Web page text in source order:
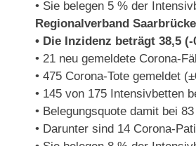
• Sie belegen 5 % der
Regionalverband
• Die Inzidenz beträgt 38,5 (-
• 21 neu gemeldete Corona-
• 475 Corona-Tote gemeldet
• 145 von 175 Intensivbetten
• Belegungsquote damit bei
• Darunter sind 14 Corona-